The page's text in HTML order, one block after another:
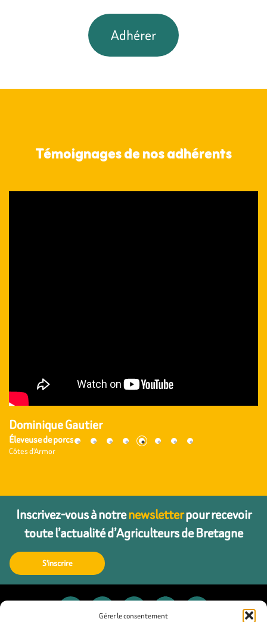
Gérer le consentement
Adhérer
Témoignages de nos adhérents
Dominique Gautier
Éleveuse de porcs
Côtes d'Armor
Inscrivez-vous à notrenewsletterpour recevoir
toute l’actualité d’Agriculteurs de Bretagne
S'inscrire